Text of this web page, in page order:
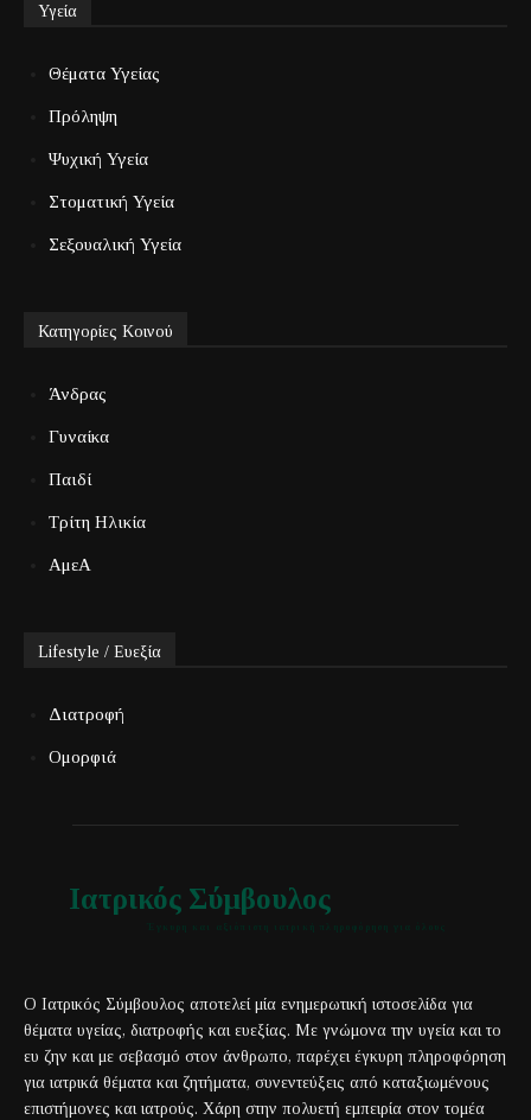
Υγεία
Θέματα Υγείας
Πρόληψη
Ψυχική Υγεία
Στοματική Υγεία
Σεξουαλική Υγεία
Κατηγορίες Κοινού
Άνδρας
Γυναίκα
Παιδί
Τρίτη Ηλικία
ΑμεΑ
Lifestyle / Ευεξία
Διατροφή
Ομορφιά
Ιατρικός Σύμβουλος
Ο Ιατρικός Σύμβουλος αποτελεί μία ενημερωτική ιστοσελίδα για
θέματα υγείας, διατροφής και ευεξίας. Με γνώμονα την υγεία και το
ευ ζην και με σεβασμό στον άνθρωπο, παρέχει έγκυρη πληροφόρηση
για ιατρικά θέματα και ζητήματα, συνεντεύξεις από καταξιωμένους
επιστήμονες και ιατρούς. Χάρη στην πολυετή εμπειρία στον τομέα